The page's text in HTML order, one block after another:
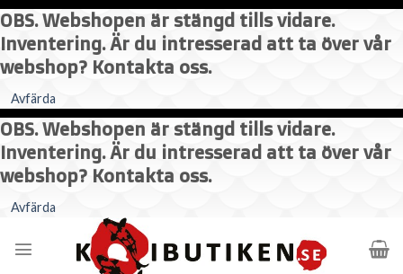
OBS. Webshopen är stängd tills vidare.
Inventering. Är du intresserad att ta över vår
webshop? Kontakta oss.
Avfärda
OBS. Webshopen är stängd tills vidare.
Inventering. Är du intresserad att ta över vår
webshop? Kontakta oss.
Avfärda
content